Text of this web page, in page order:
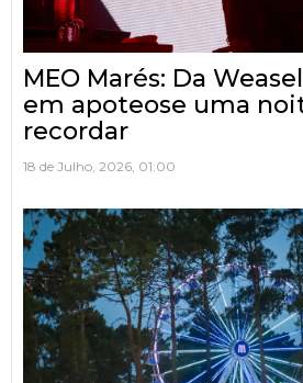
MEO Marés: Da
em apoteose uma
recordar
18 de Julho, 2026, 01:00